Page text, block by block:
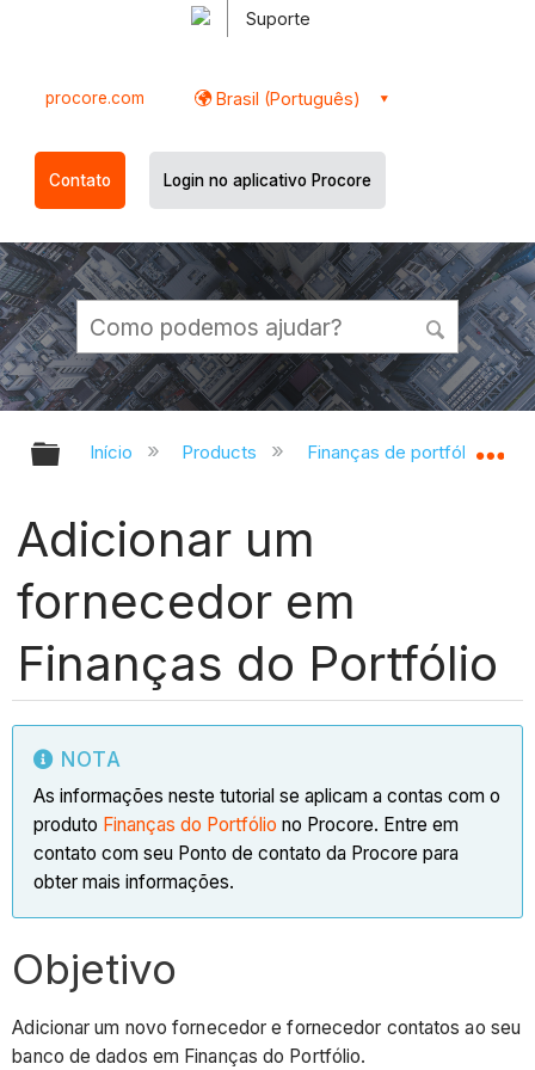
Suporte
procore.com Brasil (Português)
Contato Login no aplicativo Procore
Expandir/recolher hierarquia
Início Products Finanças de portfólio e
Adicionar um
fornecedor em
Finanças do Portfólio
NOTA
As informações neste tutorial se aplicam a contas com o
produto Finanças do Portfólio no Procore. Entre em
contato com seu Ponto de contato da Procore para
obter mais informações.
Objetivo
Adicionar um novo fornecedor e fornecedor contatos ao seu
banco de dados em Finanças do Portfólio.